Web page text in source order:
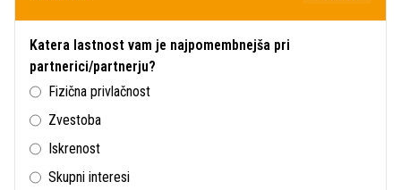
Katera lastnost vam je najpomembnejša pri
partnerici/partnerju?
Fizična privlačnost
Zvestoba
Iskrenost
Skupni interesi